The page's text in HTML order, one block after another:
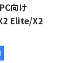
向け
Elite/X2